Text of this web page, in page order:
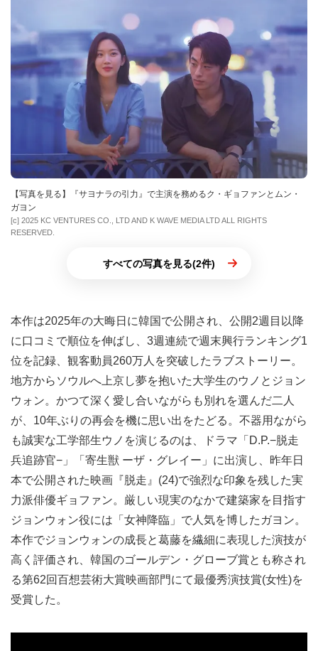
【写真を見る】『サヨナラの引⼒』で主演を務めるク・ギョファンとムン・
ガヨン
[c] 2025 KC VENTURES CO., LTD AND K WAVE MEDIA LTD ALL RIGHTS
RESERVED.
すべての写真を見る(2件)
本作は2025年の⼤晦⽇に韓国で公開され、公開2週⽬以降
に⼝コミで順位を伸ばし、3週連続で週末興⾏ランキング1
位を記録、観客動員260万⼈を突破したラブストーリー。
地⽅からソウルへ上京し夢を抱いた⼤学⽣のウノとジョン
ウォン。かつて深く愛し合いながらも別れを選んだ⼆⼈
が、10年ぶりの再会を機に思い出をたどる。不器⽤ながら
も誠実な⼯学部⽣ウノを演じるのは、ドラマ「D.P.−脱⾛
兵追跡官−」「寄⽣獣 ーザ・グレイー」に出演し、昨年⽇
本で公開された映画『脱⾛』(24)で強烈な印象を残した実
⼒派俳優ギョファン。厳しい現実のなかで建築家を⽬指す
ジョンウォン役には「⼥神降臨」で⼈気を博したガヨン。
本作でジョンウォンの成⻑と葛藤を繊細に表現した演技が
⾼く評価され、韓国のゴールデン・グローブ賞とも称され
る第62回百想芸術⼤賞映画部⾨にて最優秀演技賞(⼥性)を
受賞した。